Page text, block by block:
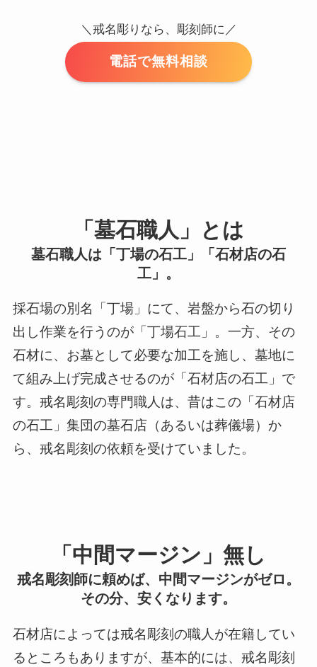
＼戒名彫りなら、彫刻師に／
電話で無料相談
「墓石職人」とは
墓石職人は「丁場の石工」「石材店の石
工」。
採石場の別名「丁場」にて、岩盤から石の切り
出し作業を行うのが「丁場石工」。一方、その
石材に、お墓として必要な加工を施し、墓地に
て組み上げ完成させるのが「石材店の石工」で
す。戒名彫刻の専門職人は、昔はこの「石材店
の石工」集団の墓石店（あるいは葬儀場）か
ら、戒名彫刻の依頼を受けていました。
「中間マージン」無し
戒名彫刻師に頼めば、中間マージンがゼロ。
その分、安くなります。
石材店によっては戒名彫刻の職人が在籍してい
るところもありますが、基本的には、戒名彫刻